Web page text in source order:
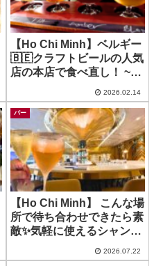
【Ho Chi Minh】ベルギー
🇧🇪クラフトビールの人気
店の本店で食べ直し！ ~
2026.02.14
バー
【Ho Chi Minh】 こんな場
所で待ち合わせできたら素
敵✨気軽に使えるシャンパ
Champagne Bar
2026.07.22